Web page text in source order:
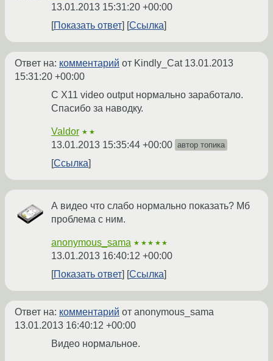
13.01.2013 15:31:20 +00:00
Показать ответ
Ссылка
Ответ на: комментарий от Kindly_Cat 13.01.2013
15:31:20 +00:00
С X11 video output нормально заработало.
Спасибо за наводку.
Valdor ★★
13.01.2013 15:35:44 +00:00 автор топика
Ссылка
А видео что слабо нормально показать? Мб
проблема с ним.
anonymous_sama ★★★★★
13.01.2013 16:40:12 +00:00
Показать ответ
Ссылка
Ответ на: комментарий от anonymous_sama
13.01.2013 16:40:12 +00:00
Видео нормальное.